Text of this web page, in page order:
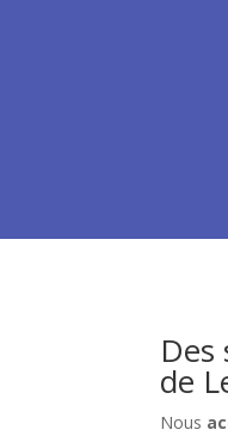
de
Nous